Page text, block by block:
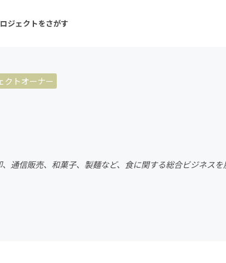
ジェクトをさがす
フード・飲食店
ファッション
クトオーナー
通信販売、和菓子、製麺など、食に関する総合ビジネスを